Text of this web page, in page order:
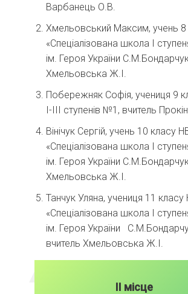
Варбанець О.В.
Хмельовський Максим, учень
«Спеціалізована школа І
ім. Героя України
Хмельовська Ж.І.
Побережняк Софія, учениця 9
І-ІІІ ступенів №1, вчитель
Вінічук Сергій, учень 10 класу
«Спеціалізована школа І
ім. Героя України
Хмельовська Ж.І.
Танчук Уляна, учениця 11
«Спеціалізована школа І
ім. Героя України
вчитель Хмельовська Ж.І.
ІІ місце